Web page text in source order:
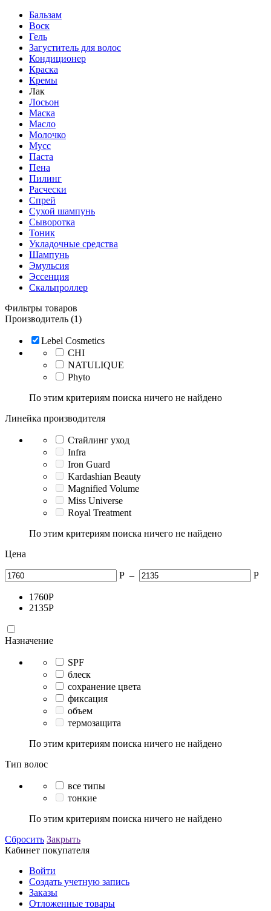
Бальзам
Воск
Гель
Загуститель для волос
Кондиционер
Краска
Кремы
Лак
Лосьон
Маска
Масло
Молочко
Мусс
Паста
Пена
Пилинг
Расчески
Спрей
Сухой шампунь
Сыворотка
Тоник
Укладочные средства
Шампунь
Эмульсия
Эссенция
Скальпроллер
Фильтры товаров
Производитель (1)
Lebel Cosmetics
CHI
NATULIQUE
Phyto
По этим критериям поиска ничего не найдено
Линейка производителя
Стайлинг уход
Infra
Iron Guard
Kardashian Beauty
Magnified Volume
Miss Universe
Royal Treatment
По этим критериям поиска ничего не найдено
Цена
Р – Р
1760Р
2135Р
Назначение
SPF
блеск
сохранение цвета
фиксация
объем
термозащита
По этим критериям поиска ничего не найдено
Тип волос
все типы
тонкие
По этим критериям поиска ничего не найдено
Сбросить Закрыть
Кабинет покупателя
Войти
Создать учетную запись
Заказы
Отложенные товары